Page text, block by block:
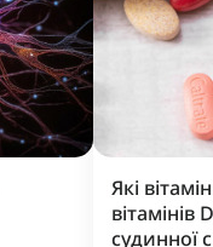
Які
вітамінів
судинної